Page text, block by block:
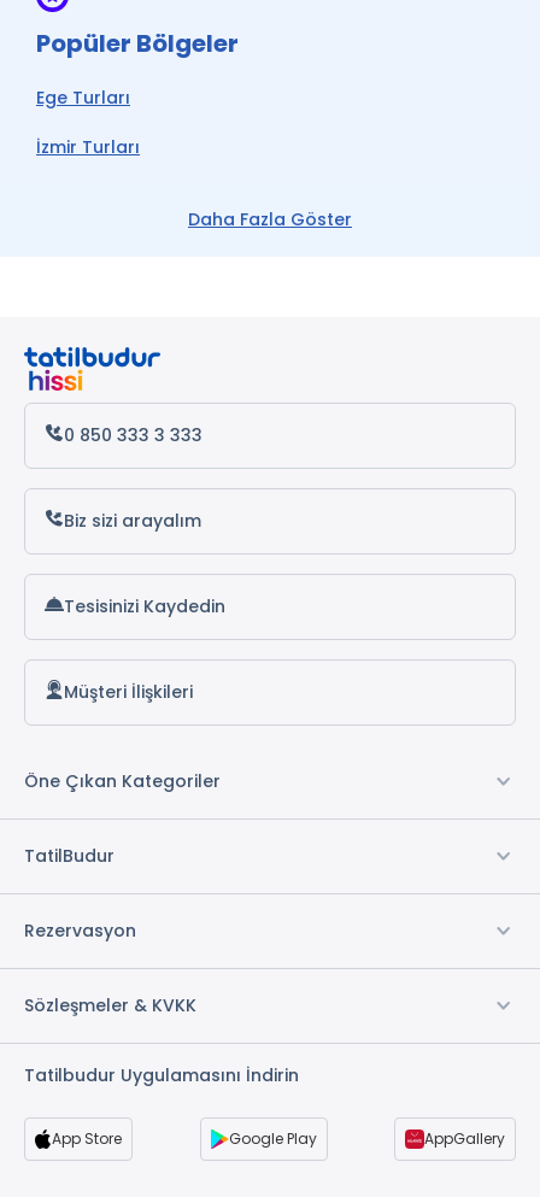
Daha Fazla Göster
Popüler Bölgeler
Ege Turları
İzmir Turları
Şirince Turları
Efes Turları
0 850 333 3 333
Biz sizi arayalım
Tesisinizi Kaydedin
Müşteri İlişkileri
Öne Çıkan Kategoriler
TatilBudur
Rezervasyon
Sözleşmeler & KVKK
Tatilbudur Uygulamasını İndirin
App Store Google Play AppGallery